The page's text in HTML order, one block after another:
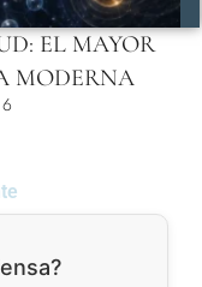
EL MAYOR
MODERNA